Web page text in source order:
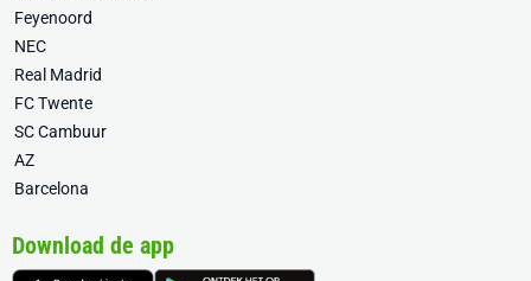
Feyenoord
NEC
Real Madrid
FC Twente
SC Cambuur
AZ
Barcelona
Download de app